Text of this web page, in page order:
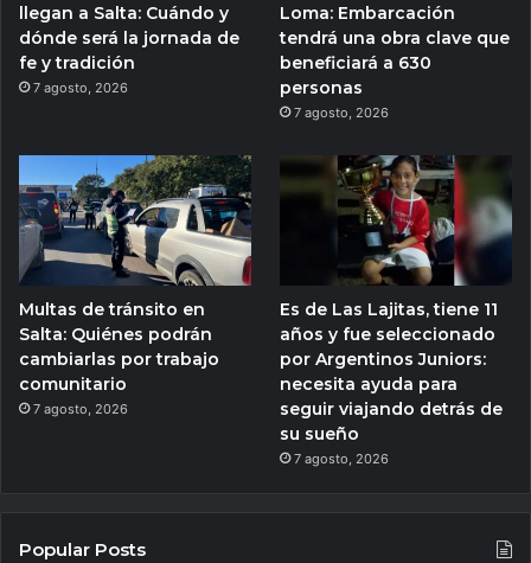
llegan a Salta: Cuándo y
dónde será la jornada de
fe y tradición
7 agosto, 2026
Loma: Embarcación
tendrá una obra clave que
beneficiará a 630
personas
7 agosto, 2026
Multas de tránsito en
Salta: Quiénes podrán
cambiarlas por trabajo
comunitario
7 agosto, 2026
Es de Las Lajitas, tiene 11
años y fue seleccionado
por Argentinos Juniors:
necesita ayuda para
seguir viajando detrás de
su sueño
7 agosto, 2026
Popular Posts